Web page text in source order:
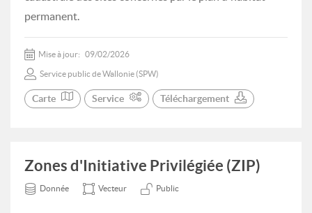
permanent.
Mise à jour: 09/02/2026
Service public de Wallonie (SPW)
Carte Service Téléchargement
Zones d'Initiative Privilégiée (ZIP)
Donnée Vecteur Public